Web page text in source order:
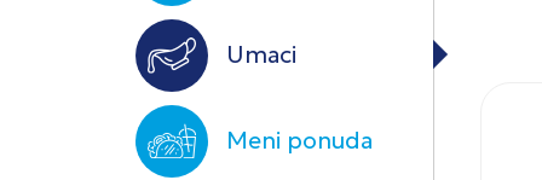
Umaci
Meni ponuda